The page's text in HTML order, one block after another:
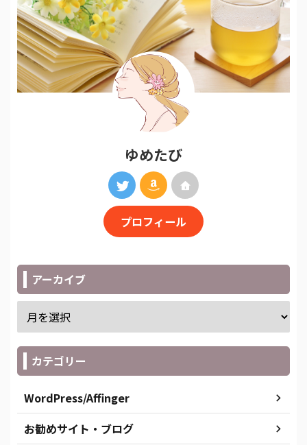
ゆめたび
プロフィール
アーカイブ
カテゴリー
WordPress/Affinger
お勧めサイト・ブログ